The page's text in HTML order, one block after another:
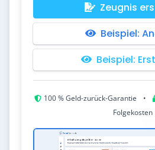
Zeugnis
Beispiel:
Beispiel:
100 % Geld-zurück-Garantie •
Folgekosten